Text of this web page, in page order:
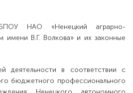
НАО «Ненецкий аграрно-
имени В.Г. Волкова» и их законные
деятельности в соответствии с
бюджетного профессионального